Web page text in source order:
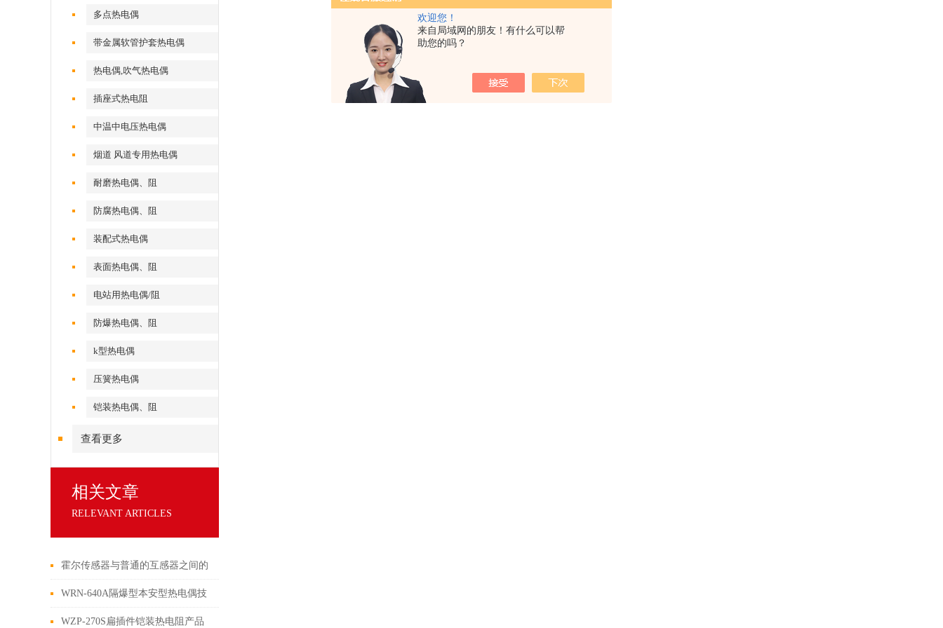
欢迎您！
来自局域网的朋友！有什么可以帮
助您的吗？
多点热电偶
带金属软管护套热电偶
热电偶,吹气热电偶
插座式热电阻
中温中电压热电偶
烟道 风道专用热电偶
耐磨热电偶、阻
防腐热电偶、阻
装配式热电偶
表面热电偶、阻
电站用热电偶/阻
防爆热电偶、阻
k型热电偶
压簧热电偶
铠装热电偶、阻
查看更多
相关文章
RELEVANT ARTICLES
霍尔传感器与普通的互感器之间的
区别
WRN-640A隔爆型本安型热电偶技
术特点
WZP-270S扁插件铠装热电阻产品